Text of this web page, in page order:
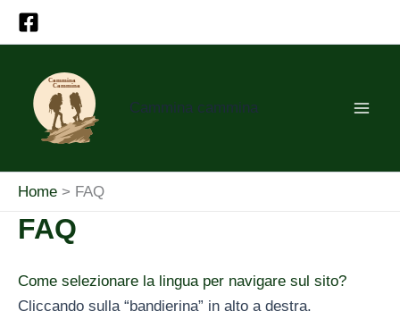
Vai
Cammina cammina
Home FAQ
FAQ
Come selezionare la lingua per navigare sul sito?
Cliccando sulla “bandierina” in alto a destra.